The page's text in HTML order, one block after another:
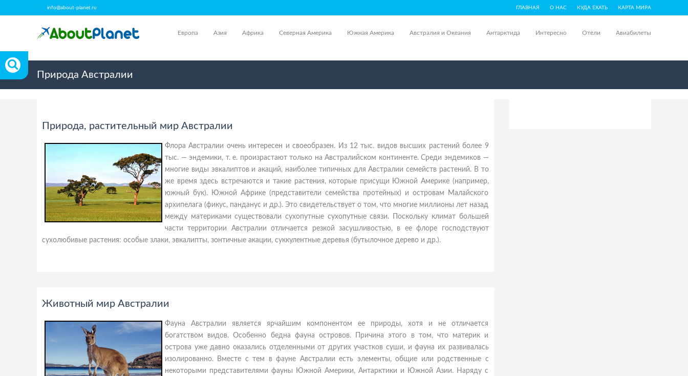
info@about-planet.ru ГЛАВНАЯ О НАС КУДА ЕХАТЬ КАРТА МИРА
Европа Азия Африка Северная Америка Южная Америка Австралия и Океания Антарктида Интересно Отели Авиабилеты
Природа Австралии
Природа, растительный мир Австралии
Флора Австралии очень интересен и своеобразен. Из 12 тыс. видов высших растений более 9
тыс. — эндемики, т. е. произрастают только на Австралийском континенте. Среди эндемиков —
многие виды эвкалиптов и акаций, наиболее типичных для Австралии семейств растений. В то
же время здесь встречаются и такие растения, которые присущи Южной Америке (например,
южный бук). Южной Африке (представители семейства протейных) и островам Малайского
архипелага (фикус, панданус и др.). Это свидетельствует о том, что многие миллионы лет назад
между материками существовали сухопутные сухопутные связи. Поскольку климат большей
части территории Австралии отличается резкой засушливостью, в ее флоре господствуют
сухолюбивые растения: особые злаки, эвкалипты, зонтичные акации, суккулентные деревья (бутылочное дерево и др.).
Животный мир Австралии
Фауна Австралии является ярчайшим компонентом ее природы, хотя и не отличается
богатством видов. Особенно бедна фауна островов. Причина этого в том, что материк и
острова уже давно оказались отделенными от других участков суши, и фауна их развивалась
изолированно. Вместе с тем в фауне Австралии есть элементы, общие или родственные с
некоторыми представителями фауны Южной Америки, Антарктики и Южной Азии. Наряду с